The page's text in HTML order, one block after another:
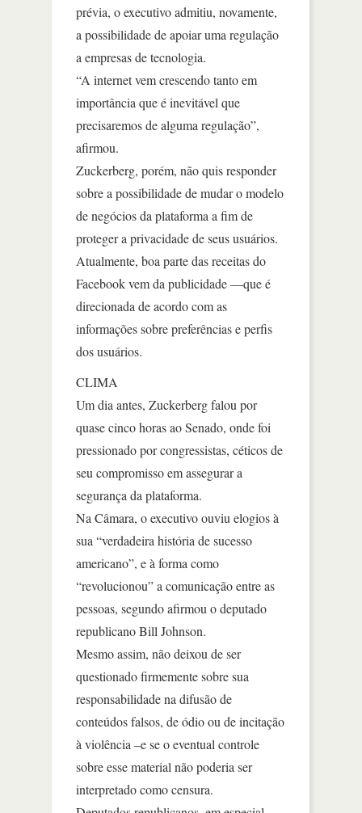
prévia, o executivo admitiu, novamente,
a possibilidade de apoiar uma regulação
a empresas de tecnologia.
“A internet vem crescendo tanto em
importância que é inevitável que
precisaremos de alguma regulação”,
afirmou.
Zuckerberg, porém, não quis responder
sobre a possibilidade de mudar o modelo
de negócios da plataforma a fim de
proteger a privacidade de seus usuários.
Atualmente, boa parte das receitas do
Facebook vem da publicidade —que é
direcionada de acordo com as
informações sobre preferências e perfis
dos usuários.
CLIMA
Um dia antes, Zuckerberg falou por
quase cinco horas ao Senado, onde foi
pressionado por congressistas, céticos de
seu compromisso em assegurar a
segurança da plataforma.
Na Câmara, o executivo ouviu elogios à
sua “verdadeira história de sucesso
americano”, e à forma como
“revolucionou” a comunicação entre as
pessoas, segundo afirmou o deputado
republicano Bill Johnson.
Mesmo assim, não deixou de ser
questionado firmemente sobre sua
responsabilidade na difusão de
conteúdos falsos, de ódio ou de incitação
à violência –e se o eventual controle
sobre esse material não poderia ser
interpretado como censura.